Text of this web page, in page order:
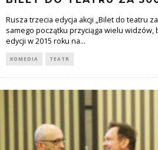
Rusza trzecia edycja akcji „Bilet do teatru
samego początku przyciąga wielu
edycji w 2015 roku na...
KOMEDIA TEATR